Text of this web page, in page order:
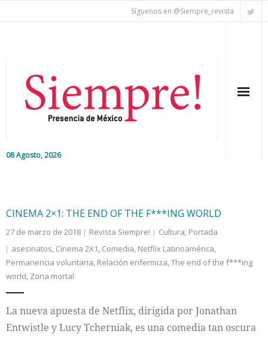
Síguenos en @Siempre_revista
08 Agosto, 2026
Nacional
Colaboradores
Cultura
CINEMA 2×1: THE END OF THE F***ING WORLD
27 de marzo de 2018 Revista Siempre! Cultura, Portada
asesinatos, Cinema 2X1, Comedia, Netflix Latinoamérica,
Permanencia voluntaria, Relación enfermiza,The end of the f***ing
world, Zona mortal
La nueva apuesta de Netflix, dirigida por Jonathan
Entwistle y Lucy Tcherniak, es una comedia tan oscura